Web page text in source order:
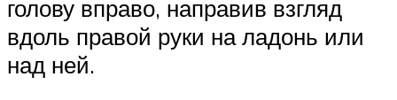
голову вправо, направив взгляд
вдоль правой руки на ладонь или
над ней.